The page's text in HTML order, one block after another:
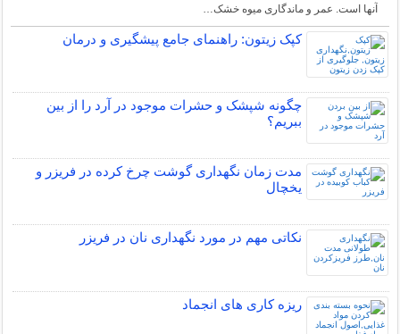
آنها است. عمر و ماندگاری میوه خشک…
کپک زیتون: راهنمای جامع پیشگیری و درمان
چگونه شپشک و حشرات موجود در آرد را از بین
ببریم؟
مدت زمان نگهداری گوشت چرخ کرده در فریزر و
یخچال
نکاتی مهم در مورد نگهداری نان در فریزر
ریزه کاری های انجماد